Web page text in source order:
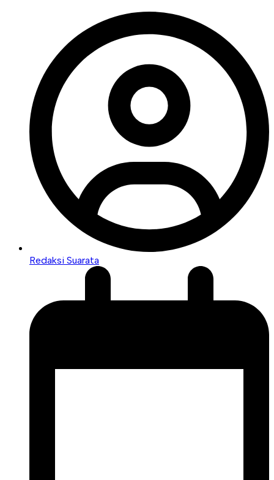
Redaksi Suarata